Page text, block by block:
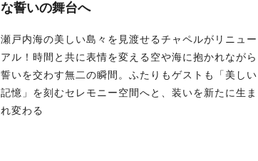
な誓いの舞台へ
瀬戸内海の美しい島々を見渡せるチャペルがリニュー
アル！時間と共に表情を変える空や海に抱かれながら
誓いを交わす無二の瞬間。ふたりもゲストも「美しい
記憶」を刻むセレモニー空間へと、装いを新たに生ま
れ変わる